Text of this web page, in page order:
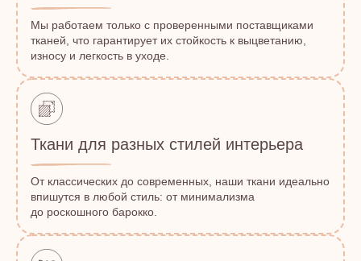
Мы работаем только с проверенными поставщиками
тканей, что гарантирует их стойкость к выцветанию,
износу и легкость в уходе.
Ткани для разных стилей интерьера
От классических до современных, наши ткани идеально
впишутся в любой стиль: от минимализма
до роскошного барокко.